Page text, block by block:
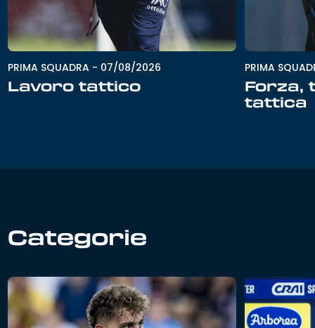
PRIMA SQUADRA - 07/08/2026
Lavoro tattico
PRIMA
Forza,
tattica
Categorie